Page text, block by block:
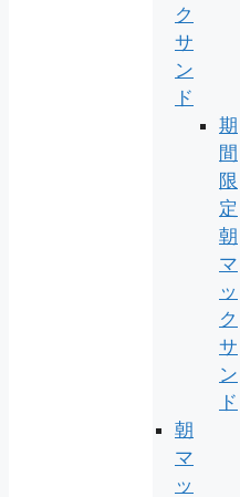
ク
サ
ン
ド
期
間
限
定
朝
マ
ッ
ク
サ
ン
ド
朝
マ
ッ